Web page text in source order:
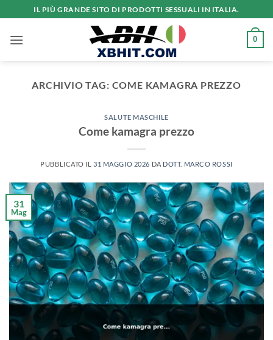
ai
contenuti
IL PIÙ GRANDE SITO DI PRODOTTI SESSUALI IN ITALIA.
0
ARCHIVIO TAG: COME KAMAGRA PREZZO
SALUTE MASCHILE
Come kamagra prezzo
PUBBLICATO IL 31 MAGGIO 2026 DA DOTT. MARCO ROSSI
31
Mag